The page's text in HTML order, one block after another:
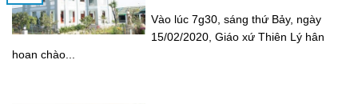
Vào lúc 7g30, sáng thứ Bảy, ngày
15/02/2020, Giáo xứ Thiên Lý hân
hoan chào...